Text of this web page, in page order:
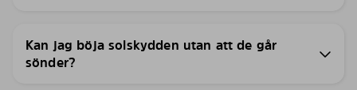
Kan jag böja solskydden utan att de går
sönder?